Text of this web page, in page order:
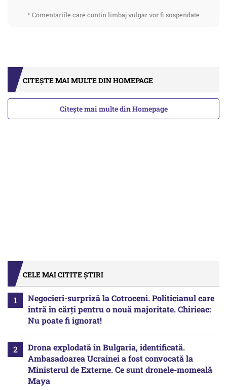
* Comentariile care contin limbaj vulgar vor fi suspendate
CITEȘTE MAI MULTE DIN HOMEPAGE
Citește mai multe din Homepage
CELE MAI CITITE ȘTIRI
Negocieri-surpriză la Cotroceni. Politicianul care
intră în cărți pentru o nouă majoritate. Chirieac:
Nu poate fi ignorat!
Drona explodată în Bulgaria, identificată.
Ambasadoarea Ucrainei a fost convocată la
Ministerul de Externe. Ce sunt dronele-momeală
Maya